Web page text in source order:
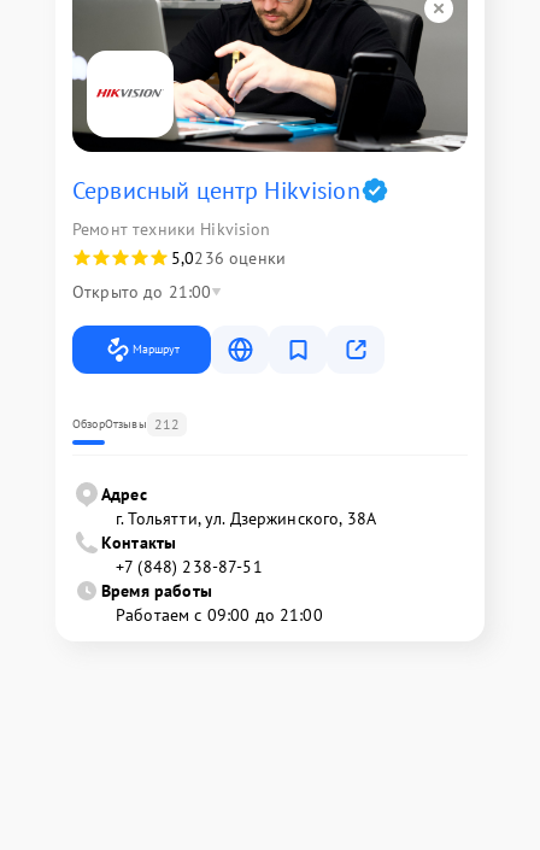
Сервисный центр Hikvision
Ремонт техники Hikvision
5,0236 оценки
Открыто до 21:00
Маршрут
ОбзорОтзывы 212
Адрес
г. Тольятти, ул. Дзержинского, 38А
Контакты
+7 (848) 238-87-51
Время работы
Работаем с 09:00 до 21:00